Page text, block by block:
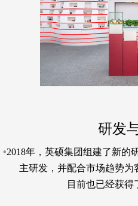
研发
•2018年，英硕集团组建了新的
主研发，并配合市场趋势为
目前也已经获得